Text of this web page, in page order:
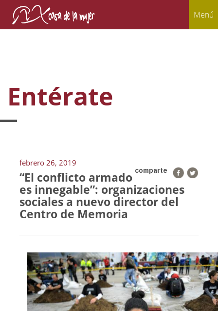
Menú
Entérate
febrero 26, 2019
comparte
“El conflicto armado
es innegable”: organizaciones
sociales a nuevo director del
Centro de Memoria